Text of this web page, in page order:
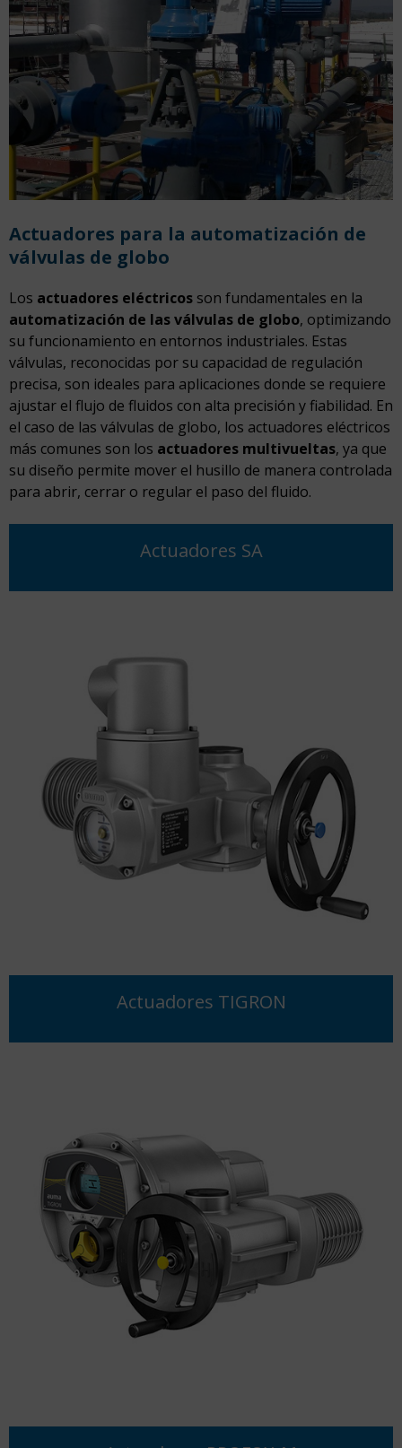
Actuadores para la automatización de
válvulas de globo
Los actuadores eléctricos son fundamentales en la
automatización de las válvulas de globo, optimizando
su funcionamiento en entornos industriales. Estas
válvulas, reconocidas por su capacidad de regulación
precisa, son ideales para aplicaciones donde se requiere
ajustar el flujo de fluidos con alta precisión y fiabilidad. En
el caso de las válvulas de globo, los actuadores eléctricos
más comunes son los actuadores multivueltas, ya que
su diseño permite mover el husillo de manera controlada
para abrir, cerrar o regular el paso del fluido.
Actuadores SA
Actuadores TIGRON